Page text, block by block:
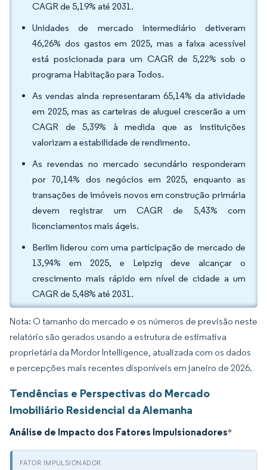
CAGR de 5,19% até 2031.
Unidades de mercado intermediário detiveram
46,26% dos gastos em 2025, mas a faixa acessível
está posicionada para um CAGR de 5,22% sob o
programa Habitação para Todos.
As vendas ainda representaram 65,14% da atividade
em 2025, mas as carteiras de aluguel crescerão a um
CAGR de 5,39% à medida que as instituições
valorizam a estabilidade de rendimento.
As revendas no mercado secundário responderam
por 70,14% dos negócios em 2025, enquanto as
transações de imóveis novos em construção primária
devem registrar um CAGR de 5,43% com
licenciamentos mais ágeis.
Berlim liderou com uma participação de mercado de
13,94% em 2025, e Leipzig deve alcançar o
crescimento mais rápido em nível de cidade a um
CAGR de 5,48% até 2031.
Nota: O tamanho do mercado e os números de previsão neste
relatório são gerados usando a estrutura de estimativa
proprietária da Mordor Intelligence, atualizada com os dados
e percepções mais recentes disponíveis em janeiro de 2026.
Tendências e Perspectivas do Mercado
Imobiliário Residencial da Alemanha
Análise de Impacto dos Fatores Impulsionadores*